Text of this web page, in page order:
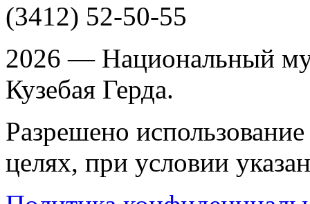
(3412) 52-50-55
2026 — Национальный
Кузебая Герда.
Разрешено
целях, при условии